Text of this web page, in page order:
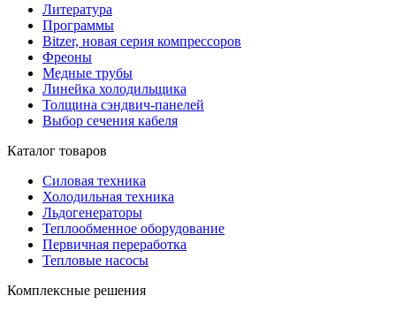
Литература
Программы
Bitzer, новая серия компрессоров
Фреоны
Медные трубы
Линейка холодильщика
Толщина сэндвич-панелей
Выбор сечения кабеля
Каталог товаров
Силовая техника
Холодильная техника
Льдогенераторы
Теплообменное оборудование
Первичная переработка
Тепловые насосы
Комплексные решения